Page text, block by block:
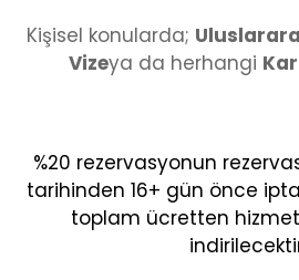
Kişisel konularda;
Vizeya da herhangi
%20 rezervasyonun
tarihinden 16+ gün önce
toplam ücretten